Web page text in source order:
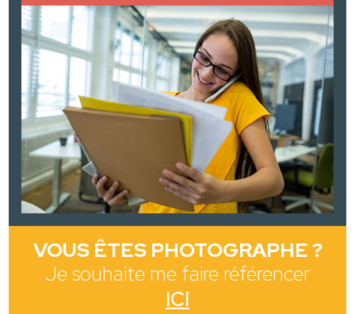
VOUS ÊTES PHOTOGRAPHE ?
Je souhaite me faire référencer
ICI